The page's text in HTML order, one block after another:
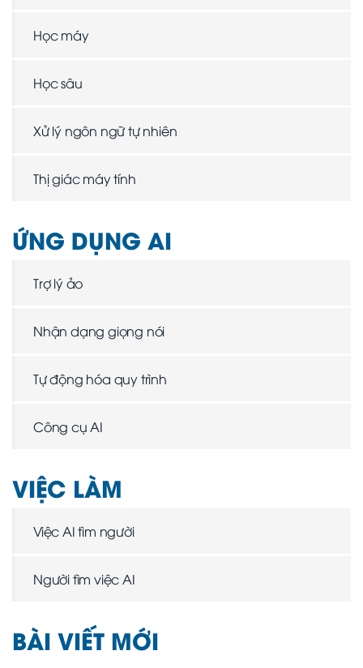
Học máy
Học sâu
Xử lý ngôn ngữ tự nhiên
Thị giác máy tính
ỨNG DỤNG AI
Trợ lý ảo
Nhận dạng giọng nói
Tự động hóa quy trình
Công cụ AI
VIỆC LÀM
Việc AI tìm người
Người tìm việc AI
BÀI VIẾT MỚI